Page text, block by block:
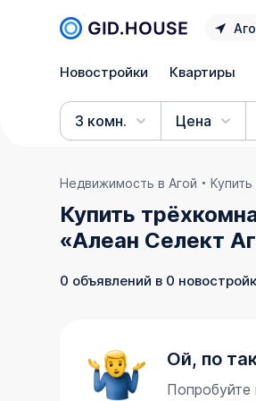
Новостройки Квартиры
3 комн. Цена
Недвижимость в Агой
Купить
«Алеан Селект
0 объявлений в 0
Ой, по
Попробуйте